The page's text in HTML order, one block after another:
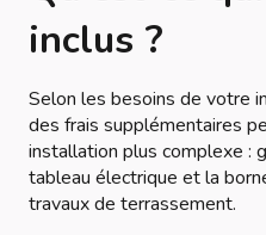
inclus ?
Selon les besoins de votre
des frais supplémentaires
installation plus complexe :
tableau électrique et la
travaux de terrassement.